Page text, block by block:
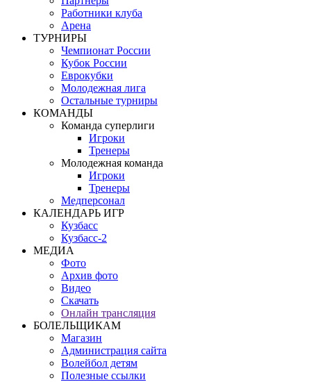
Работники клуба
Арена
ТУРНИРЫ
Чемпионат России
Кубок России
Еврокубки
Молодежная лига
Остальные турниры
КОМАНДЫ
Команда суперлиги
Игроки
Тренеры
Молодежная команда
Игроки
Тренеры
Медперсонал
КАЛЕНДАРЬ ИГР
Кузбасс
Кузбасс-2
МЕДИА
Фото
Архив фото
Видео
Скачать
Онлайн трансляция
БОЛЕЛЬЩИКАМ
Магазин
Администрация сайта
Волейбол детям
Полезные ссылки